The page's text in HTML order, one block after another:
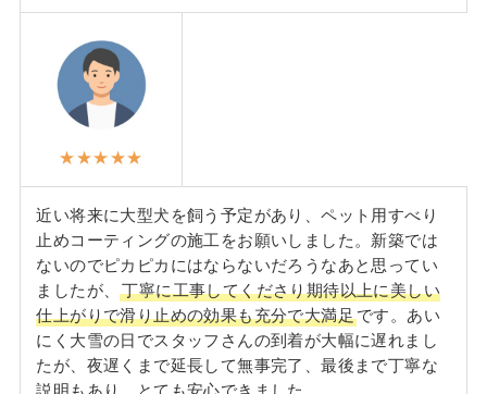
★★★★★
近い将来に大型犬を飼う予定があり、ペット用すべり
止めコーティングの施工をお願いしました。新築では
ないのでピカピカにはならないだろうなあと思ってい
ましたが、丁寧に工事してくださり期待以上に美しい
仕上がりで滑り止めの効果も充分で大満足です。あい
にく大雪の日でスタッフさんの到着が大幅に遅れまし
たが、夜遅くまで延長して無事完了、最後まで丁寧な
説明もあり、とても安心できました。